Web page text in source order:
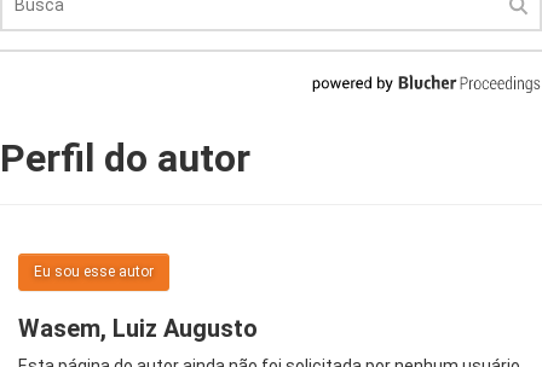
Perfil do autor
Eu sou esse autor
Wasem, Luiz Augusto